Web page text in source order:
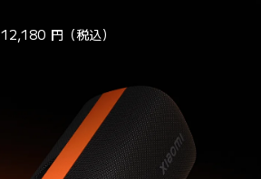
12,180 円（税込）